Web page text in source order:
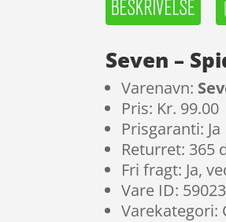
Seven –
Varenavn:
Pris: Kr. 99.00
Prisgaranti: Ja
Returret: 365
Fri fragt: Ja,
Vare ID:
Varekategori: